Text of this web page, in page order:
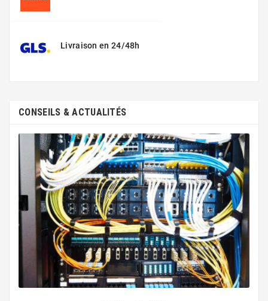
Livraison en 24/48h
CONSEILS & ACTUALITÉS